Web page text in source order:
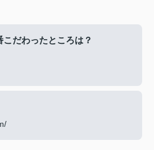
だわったところは？